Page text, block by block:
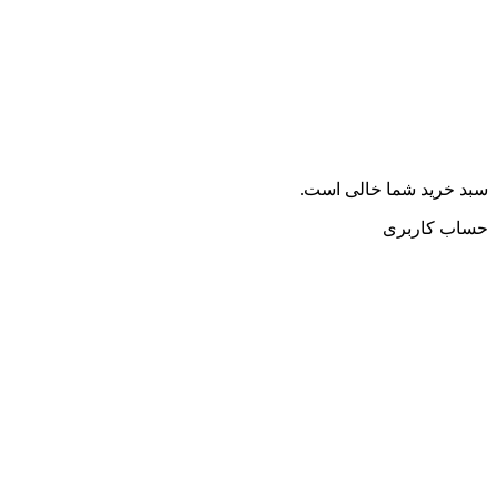
سبد خرید شما خالی است.
حساب کاربری